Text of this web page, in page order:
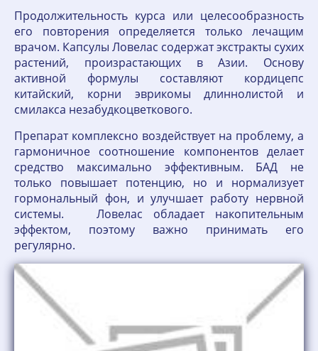
Продолжительность курса или целесообразность
его повторения определяется только лечащим
врачом. Капсулы Ловелас содержат экстракты сухих
растений, произрастающих в Азии. Основу
активной формулы составляют кордицепс
китайский, корни эврикомы длиннолистой и
смилакса незабудкоцветкового.
Препарат комплексно воздействует на проблему, а
гармоничное соотношение компонентов делает
средство максимально эффективным. БАД не
только повышает потенцию, но и нормализует
гормональный фон, и улучшает работу нервной
системы. Ловелас обладает накопительным
эффектом, поэтому важно принимать его
регулярно.